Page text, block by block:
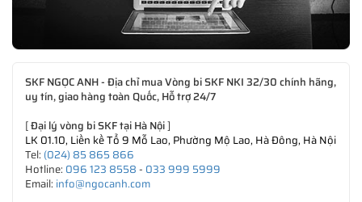
SKF NGỌC ANH - Địa chỉ mua Vòng bi SKF NKI 32/30 chính hãng,
uy tín, giao hàng toàn Quốc, Hỗ trợ 24/7
[Đại lý vòng bi SKF tại Hà Nội]
LK 01.10, Liền kề Tổ 9 Mỗ Lao, Phường Mộ Lao, Hà Đông, Hà Nội
Tel: (024) 85 865 866
Hotline: 096 123 8558- 033 999 5999
Email: info@ngocanh.com